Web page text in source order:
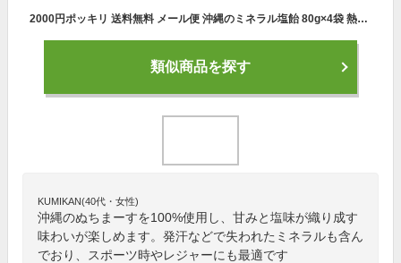
2000円ポッキリ 送料無料 メール便 沖縄のミネラル塩飴 80g×4袋 熱中症予防 熱中症対策 塩飴 塩あめ 沖縄お土産 沖縄土産 スイーツ お菓子 あめ キャンディ のどあめ あめ玉 個包装 ミネラル補給 スポーツ レジャー 山登り プール
類似商品を探す
KUMIKAN(40代・女性)
沖縄のぬちまーすを100%使用し、甘みと塩味が織り成す
味わいが楽しめます。発汗などで失われたミネラルも含ん
でおり、スポーツ時やレジャーにも最適です